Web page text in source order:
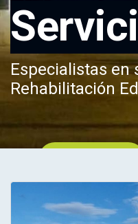
Especialistas en
Rehabilitación